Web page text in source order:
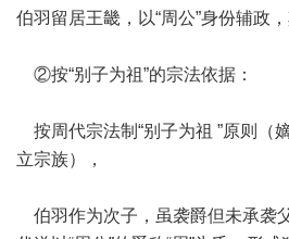
伯羽留居王畿，以“周公”身份辅政
②按“别子为祖”的宗法依据：
按周代宗法制“别子为祖 ”原则（
立宗族），
伯羽作为次子，虽袭爵但未承袭